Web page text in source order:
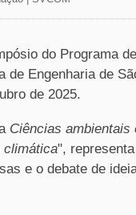
do Programa
de Engenharia de
de 2025.
Ciências ambientais
climática",
e o debate de